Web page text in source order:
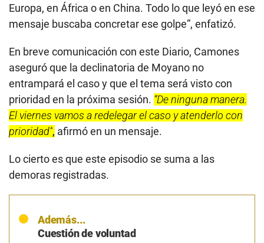
Europa, en África o en China. Todo lo que leyó en ese
mensaje buscaba concretar ese golpe”, enfatizó.
En breve comunicación con este Diario, Camones
aseguró que la declinatoria de Moyano no
entrampará el caso y que el tema será visto con
prioridad en la próxima sesión. “De ninguna manera.
El viernes vamos a redelegar el caso y atenderlo con
prioridad”, afirmó en un mensaje.
Lo cierto es que este episodio se suma a las
demoras registradas.
Además...
Cuestión de voluntad